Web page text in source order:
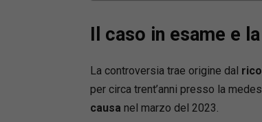
Il caso in esame e
La controversia trae origine dal
per circa trent’anni presso la
causa nel marzo del 2023.